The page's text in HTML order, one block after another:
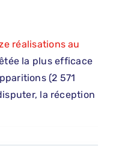
réalisations au
la plus efficace
(2 571
la réception